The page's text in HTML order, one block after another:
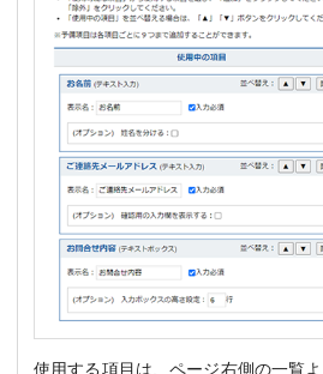
使用する項目は、ページ右側の一覧